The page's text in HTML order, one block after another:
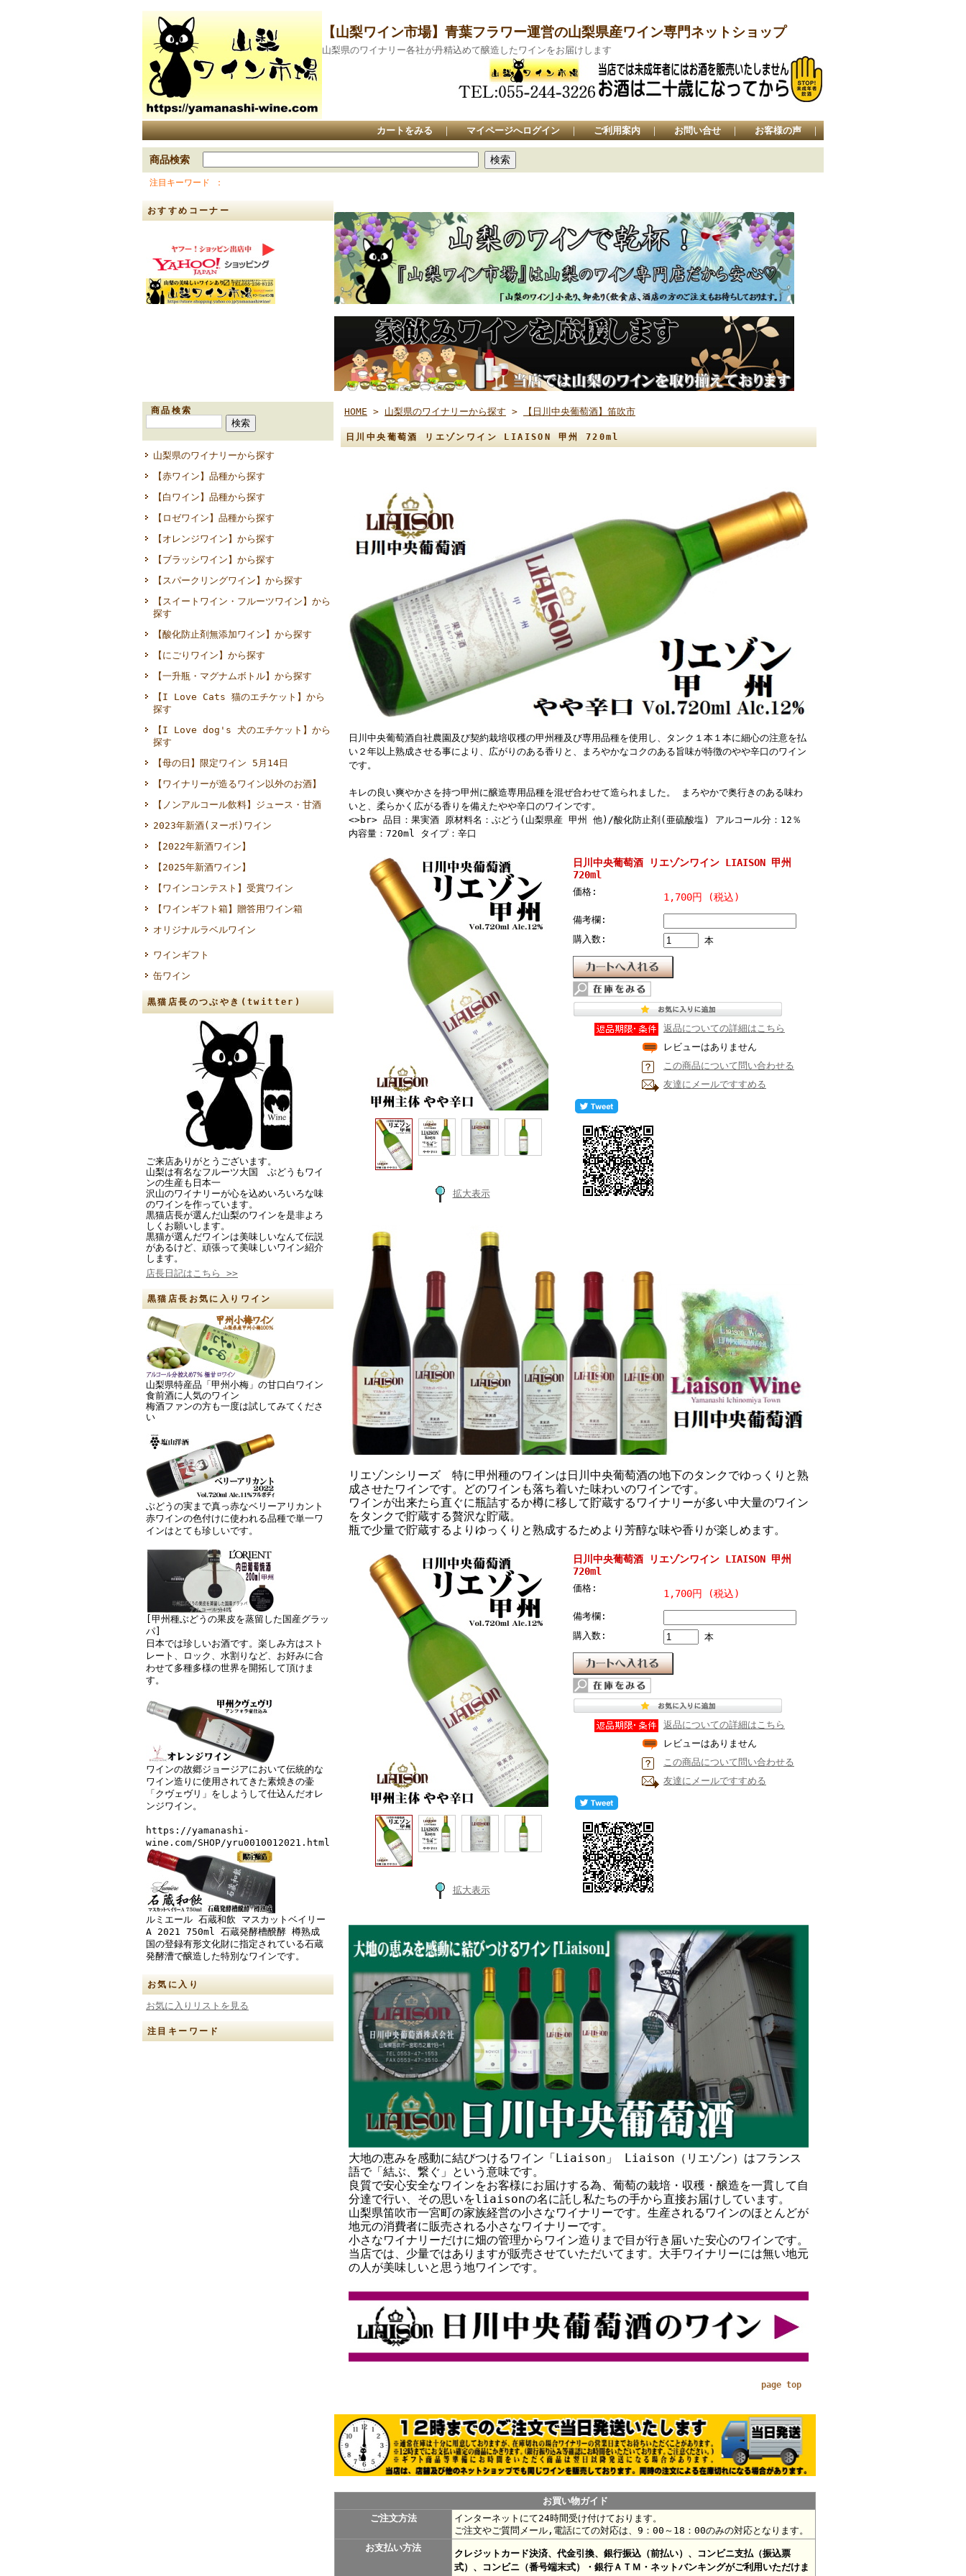
【山梨ワイン市場】青葉フラワー運営の山梨県産ワイン専門ネットショップ
山梨県のワイナリー各社が丹精込めて醸造したワインをお届けします
カートをみる ｜ マイページへログイン ｜ ご利用案内 ｜ お問い合せ ｜ お客様の声 ｜
商品検索
注目キーワード
おすすめコーナー
商品検索
山梨県のワイナリーから探す
【赤ワイン】品種から探す
【白ワイン】品種から探す
【ロゼワイン】品種から探す
【オレンジワイン】から探す
【ブラッシワイン】から探す
【スパークリングワイン】から探す
【スイートワイン・フルーツワイン】から
探す
【酸化防止剤無添加ワイン】から探す
【にごりワイン】から探す
【一升瓶・マグナムボトル】から探す
【I Love Cats 猫のエチケット】から
探す
【I Love dog's 犬のエチケット】から
探す
【母の日】限定ワイン 5月14日
【ワイナリーが造るワイン以外のお酒】
【ノンアルコール飲料】ジュース・甘酒
2023年新酒(ヌーボ)ワイン
【2022年新酒ワイン】
【2025年新酒ワイン】
【ワインコンテスト】受賞ワイン
【ワインギフト箱】贈答用ワイン箱
オリジナルラベルワイン
ワインギフト
缶ワイン
黒猫店長のつぶやき(twitter)
ご来店ありがとうございます。
山梨は有名なフルーツ大国 ぶどうもワイ
ンの生産も日本一
沢山のワイナリーが心を込めいろいろな味
のワインを作っています。
黒猫店長が選んだ山梨のワインを是非よろ
しくお願いします。
黒猫が選んだワインは美味しいなんて伝説
があるけど、頑張って美味しいワイン紹介
します。
店長日記はこちら >>
黒猫店長お気に入りワイン
山梨県特産品「甲州小梅」の甘口白ワイン
食前酒に人気のワイン
梅酒ファンの方も一度は試してみてくださ
い
ぶどうの実まで真っ赤なベリーアリカント
赤ワインの色付けに使われる品種で単一ワ
インはとても珍しいです。
[甲州種ぶどうの果皮を蒸留した国産グラッ
パ]
日本では珍しいお酒です。楽しみ方はスト
レート、ロック、水割りなど、お好みに合
わせて多種多様の世界を開拓して頂けま
す。
ワインの故郷ジョージアにおいて伝統的な
ワイン造りに使用されてきた素焼きの壷
「クヴェヴリ」をしようして仕込んだオレ
ンジワイン。
https://yamanashi-
wine.com/SHOP/yru0010012021.html
ルミエール 石蔵和飲 マスカットベイリー
A 2021 750ml 石蔵発酵槽醗酵 樽熟成
国の登録有形文化財に指定されている石蔵
発酵漕で醸造した特別なワインです。
お気に入り
お気に入りリストを見る
注目キーワード
HOME > 山梨県のワイナリーから探す > 【日川中央葡萄酒】笛吹市
日川中央葡萄酒 リエゾンワイン LIAISON 甲州 720ml
日川中央葡萄酒自社農園及び契約栽培収穫の甲州種及び専用品種を使用し、タンク１本１本に細心の注意を払
い２年以上熟成させる事により、広がりのある香りと、まろやかなコクのある旨味が特徴のやや辛口のワイン
です。
キレの良い爽やかさを持つ甲州に醸造専用品種を混ぜ合わせて造られました。 まろやかで奥行きのある味わ
いと、柔らかく広がる香りを備えたやや辛口のワインです。
<>br> 品目：果実酒 原材料名：ぶどう(山梨県産 甲州 他)/酸化防止剤(亜硫酸塩) アルコール分：12％
内容量：720ml タイプ：辛口
拡大表示
日川中央葡萄酒 リエゾンワイン LIAISON 甲州
720ml
価格: 1,700円 (税込)
備考欄:
購入数:
本
返品についての詳細はこちら
レビューはありません
この商品について問い合わせる
友達にメールですすめる
リエゾンシリーズ 特に甲州種のワインは日川中央葡萄酒の地下のタンクでゆっくりと熟
成させたワインです。どのワインも落ち着いた味わいのワインです。
ワインが出来たら直ぐに瓶詰するか樽に移して貯蔵するワイナリーが多い中大量のワイン
をタンクで貯蔵する贅沢な貯蔵。
瓶で少量で貯蔵するよりゆっくりと熟成するためより芳醇な味や香りが楽しめます。
拡大表示
日川中央葡萄酒 リエゾンワイン LIAISON 甲州
720ml
価格: 1,700円 (税込)
備考欄:
購入数:
本
返品についての詳細はこちら
レビューはありません
この商品について問い合わせる
友達にメールですすめる
大地の恵みを感動に結びつけるワイン「Liaison」 Liaison（リエゾン）はフランス
語で「結ぶ、繋ぐ」という意味です。
良質で安心安全なワインをお客様にお届けする為、葡萄の栽培・収穫・醸造を一貫して自
分達で行い、その思いをliaisonの名に託し私たちの手から直接お届けしています。
山梨県笛吹市一宮町の家族経営の小さなワイナリーです。生産されるワインのほとんどが
地元の消費者に販売される小さなワイナリーです。
小さなワイナリーだけに畑の管理からワイン造りまで目が行き届いた安心のワインです。
当店では、少量ではありますが販売させていただいてます。大手ワイナリーには無い地元
の人が美味しいと思う地ワインです。
page top
お買い物ガイド
ご注文方法
インターネットにて24時間受け付けております。
ご注文やご質問メール,電話にての対応は、9：00～18：00のみの対応となります。
お支払い方法
クレジットカード決済、代金引換、銀行振込（前払い）、コンビニ支払（振込票
式）、コンビニ（番号端末式）・銀行ＡＴＭ・ネットバンキングがご利用いただけま